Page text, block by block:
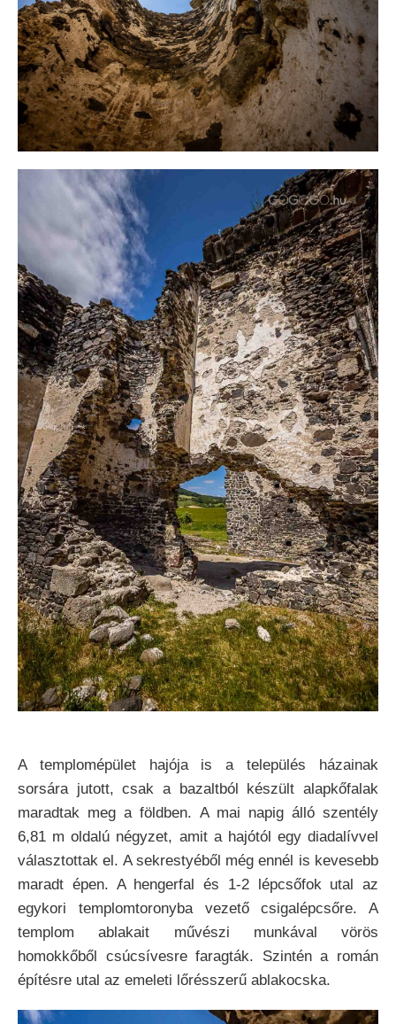
A templomépület hajója is a település házainak
sorsára jutott, csak a bazaltból készült alapkőfalak
maradtak meg a földben. A mai napig álló szentély
6,81 m oldalú négyzet, amit a hajótól egy diadalívvel
választottak el. A sekrestyéből még ennél is kevesebb
maradt épen. A hengerfal és 1-2 lépcsőfok utal az
egykori templomtoronyba vezető csigalépcsőre. A
templom ablakait művészi munkával vörös
homokkőből csúcsívesre faragták. Szintén a román
építésre utal az emeleti lőrésszerű ablakocska.